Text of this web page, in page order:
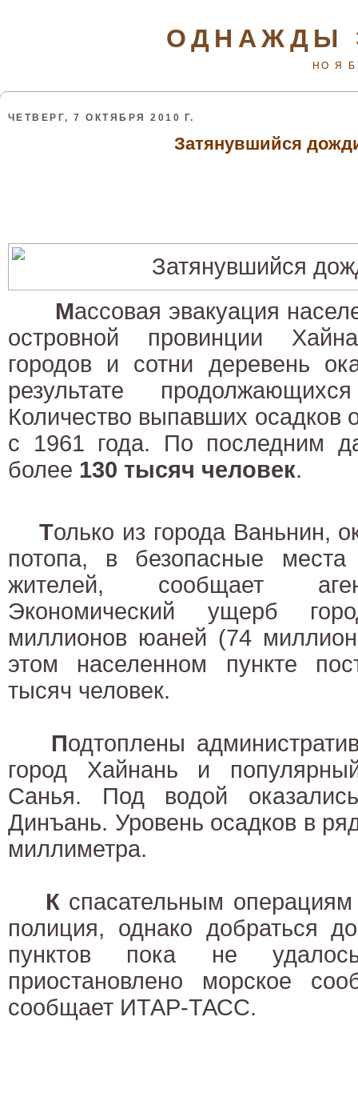
ОДНАЖДЫ
НО Я
ЧЕТВЕРГ, 7 ОКТЯБРЯ 2010 Г.
Затянувшийся
Массовая эвакуация
островной провинции
городов и сотни деревень
результате
Количество выпавших осадков
с 1961 года. По последним
более 130 тысяч человек.
Только из города Ваньнин,
потопа, в безопасные
жителей, сообщает
Экономический ущерб
миллионов юаней (74
этом населенном пункте
тысяч человек.
Подтоплены
город Хайнань и
Санья. Под водой
Динъань. Уровень осадков в
миллиметра.
К спасательным
полиция, однако добраться
пунктов пока не
приостановлено морское
сообщает ИТАР-ТАСС.